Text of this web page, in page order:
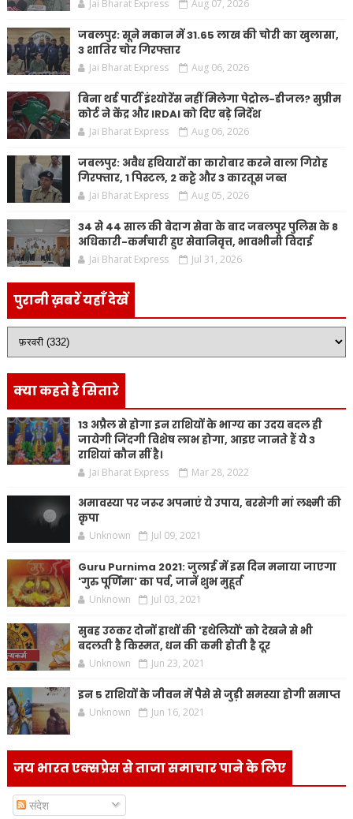
Jai Bharat Express Aug 07, 2026
जबलपुर: सूने मकान में 31.65 लाख की चोरी का खुलासा,
3 शातिर चोर गिरफ्तार
Jai Bharat Express Aug 06, 2026
बिना थर्ड पार्टी इंश्योरेंस नहीं मिलेगा पेट्रोल-डीजल? सुप्रीम
कोर्ट ने केंद्र और IRDAI को दिए बड़े निर्देश
Jai Bharat Express Aug 06, 2026
जबलपुर: अवैध हथियारों का कारोबार करने वाला गिरोह
गिरफ्तार, 1 पिस्टल, 2 कट्टे और 3 कारतूस जब्त
Jai Bharat Express Aug 05, 2026
34 से 44 साल की बेदाग सेवा के बाद जबलपुर पुलिस के 8
अधिकारी-कर्मचारी हुए सेवानिवृत्त, भावभीनी विदाई
Jai Bharat Express Jul 31, 2026
पुरानी ख़बरें यहाँ देखें
क्या कहते है सितारे
13 अप्रैल से होगा इन राशियों के भाग्य का उदय बदल ही
जायेगी जिंदगी विशेष लाभ होगा, आइए जानते हैं ये 3
राशियां कौन सीं है।
Jai Bharat Express Mar 28, 2022
अमावस्या पर जरूर अपनाएं ये उपाय, बरसेगी मां लक्ष्मी की
कृपा
Unknown Jul 09, 2021
Guru Purnima 2021: जुलाई में इस दिन मनाया जाएगा
'गुरु पूर्णिमा' का पर्व, जानें शुभ मुहूर्त
Unknown Jul 03, 2021
सुबह उठकर दोनों हाथों की 'हथेलियों' को देखने से भी
बदलती है किस्मत, धन की कमी होती है दूर
Unknown Jun 23, 2021
इन 5 राशियों के जीवन में पैसे से जुड़ी समस्या होगी समाप्त
Unknown Jun 16, 2021
जय भारत एक्सप्रेस से ताजा समाचार पाने के लिए
संदेश